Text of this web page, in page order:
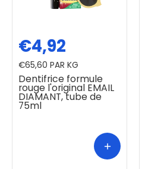
Dentifrice formule
rouge l'original EMAIL
DIAMANT, tube de
75ml
€4,92
€65,60 PAR KG